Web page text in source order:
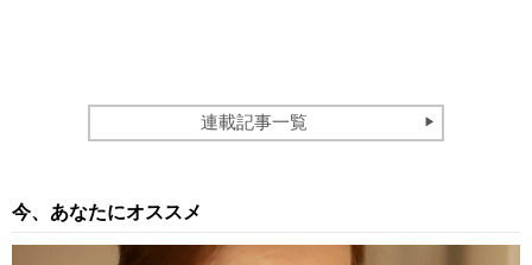
連載記事一覧
今、あなたにオススメ